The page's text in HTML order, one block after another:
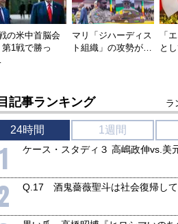
の米中首脳会
1戦で勝っ
マリ「ジハーディス
ト組織」の攻勢が…
「
と
記事ランキング ラ
24時間 1週間
1 ケース・スタディ３ 高嶋政伸vs.美
Q.17 酒鬼薔薇聖斗は社会復帰し